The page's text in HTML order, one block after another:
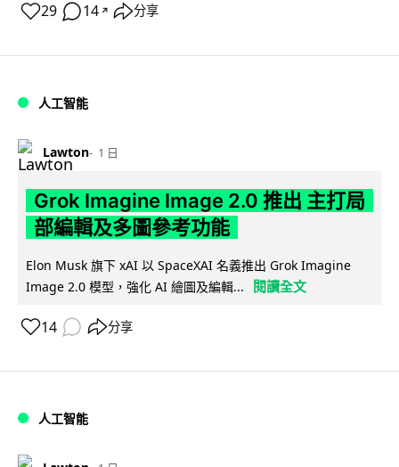
29 14 ↗ 分享
人工智能
Lawton 1 日
Grok Imagine Image 2.0 推出 主打局
部編輯及多圖參考功能
Elon Musk 旗下 xAI 以 SpaceXAI 名義推出 Grok Imagine
Image 2.0 模型，強化 AI 繪圖及編輯...
閱讀全文
14 分享
人工智能